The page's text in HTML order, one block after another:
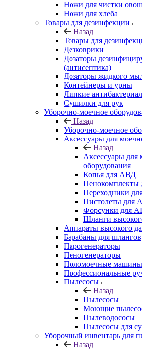
Ножи для чистки
Ножи для хлеба
Товары для дезинфекции
Назад
Товары для
Дезковрики
Дозаторы
(антисептика)
Дозаторы жидкого
Контейнеры и урны
Липкие
Сушилки для рук
Уборочно-моечное
Назад
Уборочно-моечное
Аксессуары для
Назад
Аксессуары для
оборудования
Копья для АВД
Пенокомплекты
Переходники
Пистолеты для
Форсунки для
Шланги
Аппараты высокого
Барабаны для шлангов
Парогенераторы
Пеногенераторы
Поломоечные машины
Профессиональные
Пылесосы
Назад
Пылесосы
Моющие
Пылеводососы
Пылесосы для
Уборочный инвентарь для
Назад